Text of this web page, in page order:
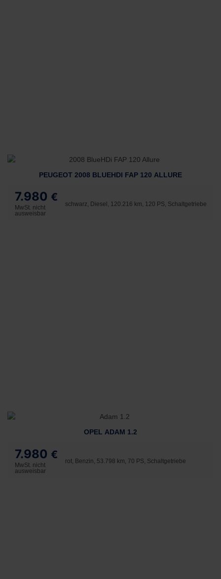
PEUGEOT 2008 BLUEHDI FAP 120 ALLURE
7.980 €
MwSt. nicht
ausweisbar
schwarz, Diesel, 120.216 km, 120 PS, Schaltgetriebe
OPEL ADAM 1.2
7.980 €
MwSt. nicht
ausweisbar
rot, Benzin, 53.798 km, 70 PS, Schaltgetriebe